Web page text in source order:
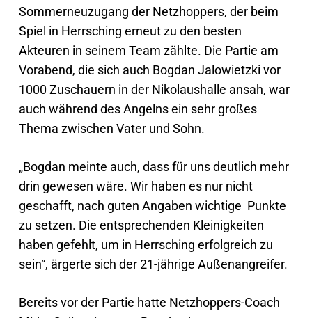
Sommerneuzugang der Netzhoppers, der beim
Spiel in Herrsching erneut zu den besten
Akteuren in seinem Team zählte. Die Partie am
Vorabend, die sich auch Bogdan Jalowietzki vor
1000 Zuschauern in der Nikolaushalle ansah, war
auch während des Angelns ein sehr großes
Thema zwischen Vater und Sohn.
„Bogdan meinte auch, dass für uns deutlich mehr
drin gewesen wäre. Wir haben es nur nicht
geschafft, nach guten Angaben wichtige Punkte
zu setzen. Die entsprechenden Kleinigkeiten
haben gefehlt, um in Herrsching erfolgreich zu
sein“, ärgerte sich der 21-jährige Außenangreifer.
Bereits vor der Partie hatte Netzhoppers-Coach